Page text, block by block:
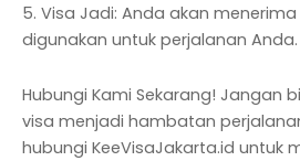
5. Visa Jadi: Anda akan
digunakan untuk perjalanan Anda.
Hubungi Kami Sekarang! Jangan
visa menjadi hambatan
hubungi KeeVisaJakarta.id untuk